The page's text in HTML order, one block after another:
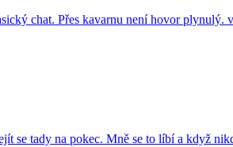
chat. Přes kavarnu není hovor
se tady na pokec. Mně se to líbí a když